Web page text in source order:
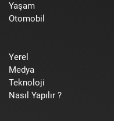
Yaşam
Otomobil
Yerel
Medya
Teknoloji
Nasıl Yapılır ?